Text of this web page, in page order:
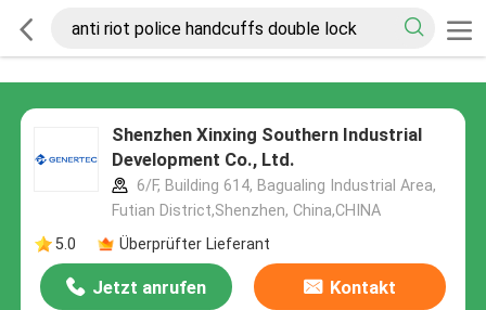
Shenzhen Xinxing Southern Industrial
Development Co., Ltd.
6/F, Building 614, Bagualing Industrial Area,
Futian District,Shenzhen, China,CHINA
5.0
Überprüfter Lieferant
Jetzt anrufen Kontakt